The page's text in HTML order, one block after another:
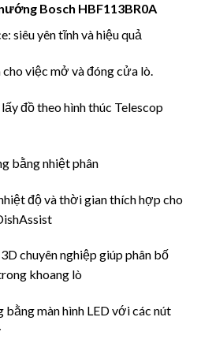
Bosch HBF113BR0A
siêu yên tĩnh và hiệu quả
việc mở và đóng cửa lò.
đồ theo hình thúc Telescop
bằng nhiệt phân
độ và thời gian thích hợp cho
chuyên nghiệp giúp phân bố
khoang lò
bằng màn hình LED với các nút